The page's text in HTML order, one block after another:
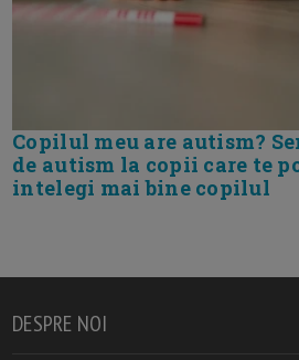
Copilul meu are autism?
de autism la copii care te
intelegi mai bine copilul
DESPRE NOI